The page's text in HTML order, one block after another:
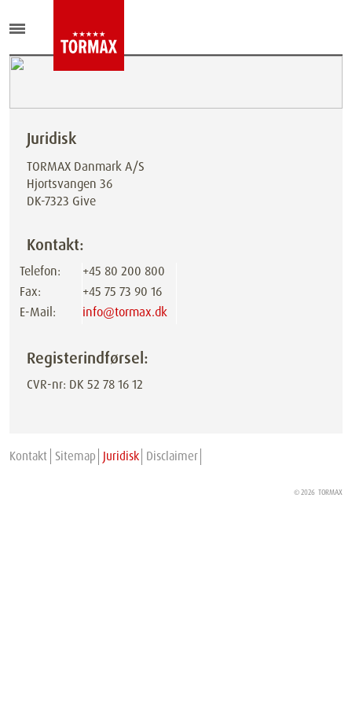
Juridisk
TORMAX Danmark A/S
Hjortsvangen 36
DK-7323 Give
Kontakt:
Telefon:
+45 80 200 800
Fax:
+45 75 73 90 16
E-Mail:
info@tormax.dk
Registerindførsel:
CVR-nr: DK 52 78 16 12
Kontakt Sitemap Juridisk Disclaimer
© 2026 TORMAX